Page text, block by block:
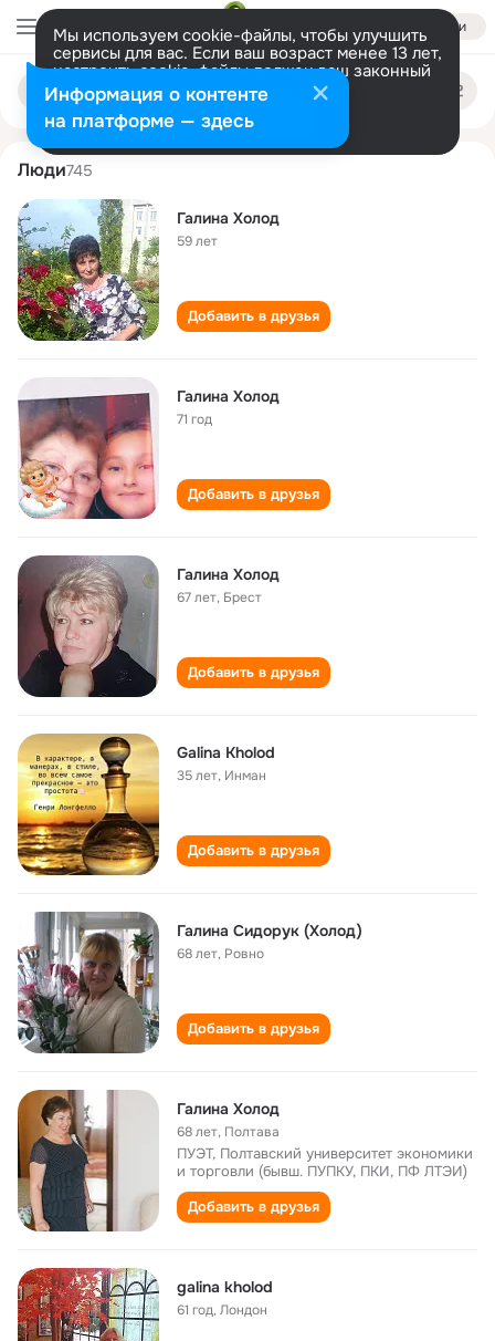
Войти
Мы используем cookie-файлы, чтобы улучшить
сервисы для вас. Если ваш возраст менее 13 лет,
настроить cookie-файлы должен ваш законный
представитель. Больше информации
Разрешить все Настроить
Поиск
людям
galina kholod
Люди745
Галина Холод
59 лет
Добавить в друзья
Галина Холод
71 год
Добавить в друзья
Галина Холод
67 лет, Брест
Добавить в друзья
Galina Kholod
35 лет, Инман
Добавить в друзья
Галина Сидорук (Холод)
68 лет, Ровно
Добавить в друзья
Галина Холод
68 лет, Полтава
ПУЭТ, Полтавский университет экономики
и торговли (бывш. ПУПКУ, ПКИ, ПФ ЛТЭИ)
Добавить в друзья
galina kholod
61 год,Лондон
Информация о контенте
на платформе — здесь